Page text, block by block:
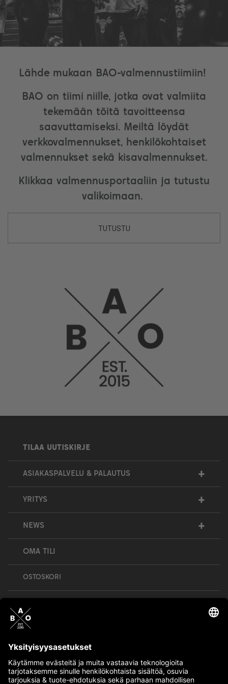
Lähde mukaan BAO-valmennustiimiin!
BAO on tiimi niille, jotka ovat valmiita
tekemään töitä tavoitteensa
saavuttamiseksi. Meiltä löydät
verkkovalmennukset, henkilökohtaiset
valmennukset sekä kisavalmennukset.
Klikkaa valmennusportaaliin ja tutustu
valikoimaan.
TUTUSTU
TILAA UUTISKIRJE
ASIAKASPALVELU & PALAUTUS +
YRITYS +
NEWS +
OMA TILI
OSTOSKORI
Bull’s All Out is social – follow us and show
your passion!